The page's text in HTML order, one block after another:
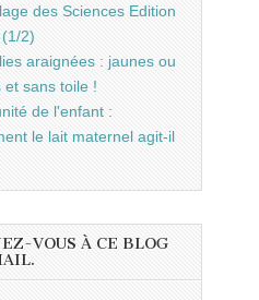
des Sciences Edition
2)
araignées : jaunes ou
et sans toile !
de l'enfant :
le lait maternel agit-il
VOUS À CE BLOG